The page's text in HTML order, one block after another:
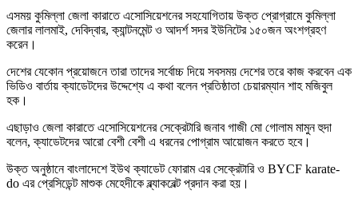
এসময় কুমিল্লা জেলা কারাতে এসোসিয়েশনের সহযোগিতায় উক্ত প্রোগ্রামে কুমিল্লা
জেলার লালমাই, দেবিদ্বার, ক্যান্টনমেন্ট ও আদর্শ সদর ইউনিটের ১৫০জন অংশগ্রহণ
করেন।
দেশের যেকোন প্রয়োজনে তারা তাদের সর্বোচ্চ দিয়ে সবসময় দেশের তরে কাজ করবেন এক
ভিডিও বার্তায় ক্যাডেটদের উদ্দেশ্যে এ কথা বলেন প্রতিষ্ঠাতা চেয়ারম্যান শাহ মজিবুল
হক।
এছাড়াও জেলা কারাতে এসোসিয়েশনের সেক্রেটারি জনাব গাজী মো গোলাম মামুন হুদা
বলেন, ক্যাডেটদের আরো বেশী বেশী এ ধরনের পোগ্রাম আয়োজন করতে হবে।
উক্ত অনুষ্ঠানে বাংলাদেশে ইউথ ক্যাডেট ফোরাম এর সেক্রেটারি ও BYCF karate-
do এর প্রেসিডেন্ট মাশুক মেহেদীকে ব্ল্যাকবেল্ট প্রদান করা হয়।